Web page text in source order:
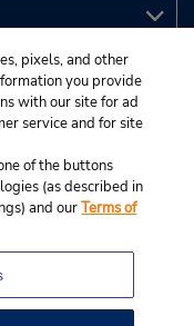
pixels, and other
you provide
with our site for ad
service and for site
of the buttons
(as described in
and ourTerms of